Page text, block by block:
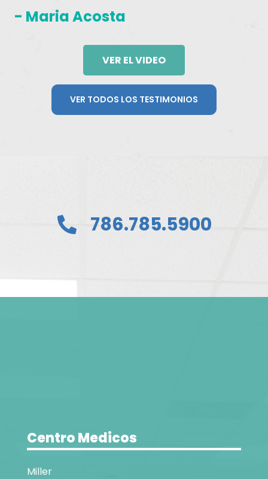
- Maria Acosta
VER EL VIDEO
VER TODOS LOS TESTIMONIOS
786.785.5900
Centro Medicos
Miller